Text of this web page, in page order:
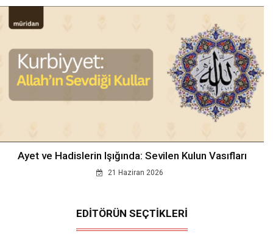
Ayet ve Hadislerin Işığında: Sevilen Kulun Vasıfları
21 Haziran 2026
EDİTÖRÜN SEÇTİKLERİ